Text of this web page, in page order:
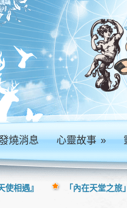
燒消息 心靈故事»
使相遇』 「內在天堂之